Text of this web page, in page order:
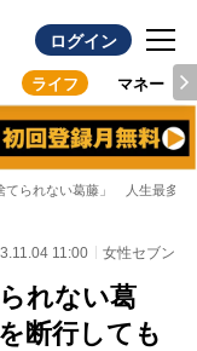
ログイン
ライフ マネー
てられない葛藤」 人生最多の
11:00 女性セブン
れない葛
断行しても